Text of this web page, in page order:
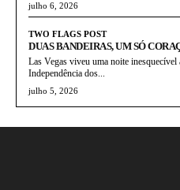
julho 6, 2026
TWO FLAGS POST
DUAS BANDEIRAS, UM SÓ
Las Vegas viveu uma noite inesquecível
Independência dos...
julho 5, 2026